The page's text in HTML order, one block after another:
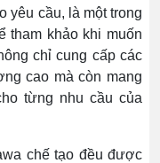
yêu cầu, là một trong
tham khảo khi muốn
chỉ cung cấp các
cao mà còn mang
từng nhu cầu của
chế tạo đều được